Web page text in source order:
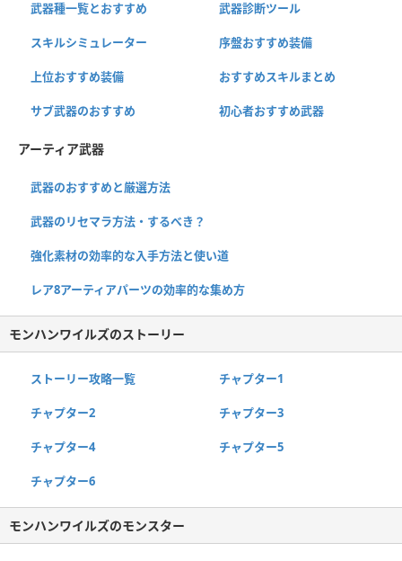
武器種一覧とおすすめ 武器診断ツール
スキルシミュレーター 序盤おすすめ装備
上位おすすめ装備 おすすめスキルまとめ
サブ武器のおすすめ 初心者おすすめ武器
アーティア武器
武器のおすすめと厳選方法
武器のリセマラ方法・するべき？
強化素材の効率的な入手方法と使い道
レア8アーティアパーツの効率的な集め方
モンハンワイルズのストーリー
ストーリー攻略一覧 チャプター1
チャプター2 チャプター3
チャプター4 チャプター5
チャプター6
モンハンワイルズのモンスター